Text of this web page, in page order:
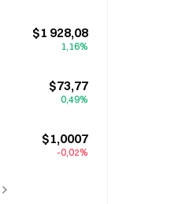
$1 928,08
1,16%
$73,77
0,49%
$1,0007
-0,02%